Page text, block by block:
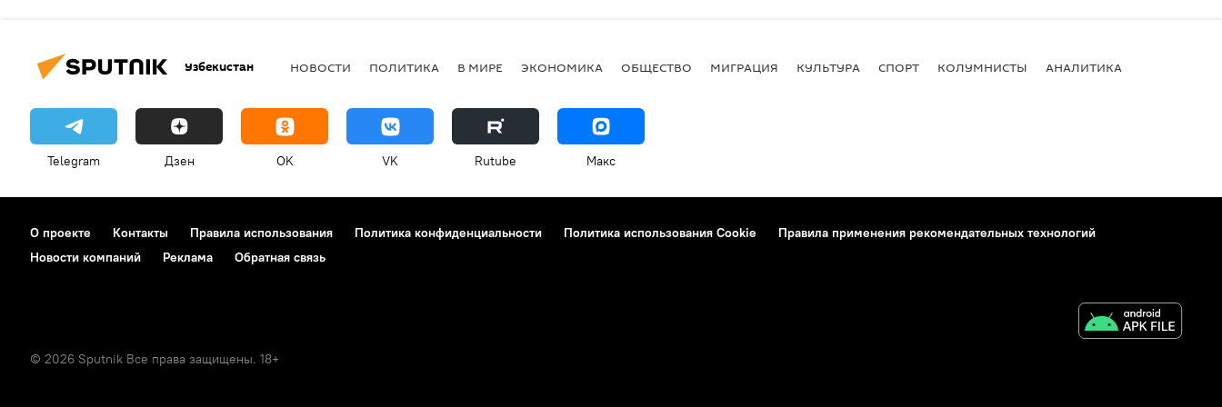
Узбекистан НОВОСТИ ПОЛИТИКА В МИРЕ ЭКОНОМИКА ОБЩЕСТВО МИГРАЦИЯ КУЛЬТУРА СПОРТ КОЛУМНИСТЫ АНАЛИТИКА
Telegram Дзен OK VK Rutube Макс
О проекте Контакты Правила использования Политика конфиденциальности Политика использования Cookie
Правила применения рекомендательных технологий
Новости компаний
Реклама Обратная связь
© 2026 Sputnik Все права защищены. 18+